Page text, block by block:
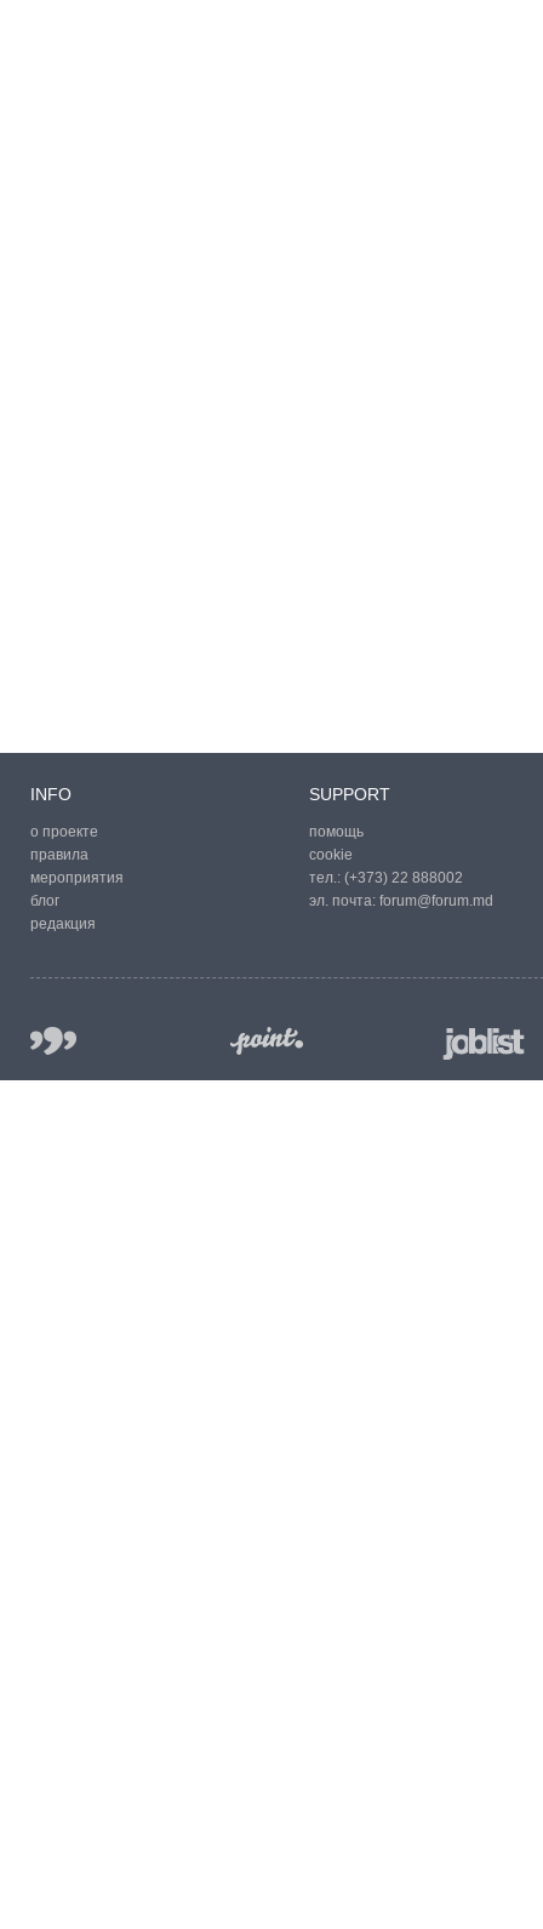
INFO
о проекте
правила
мероприятия
блог
редакция
SUPPORT
помощь
cookie
тел.: (+373) 22 888002
эл. почта: forum@forum.md